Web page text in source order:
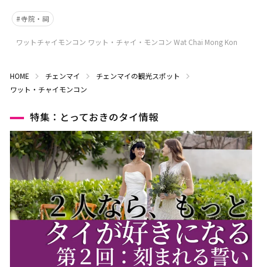
寺院・祠
ワットチャイモンコン ワット・チャイ・モンコン Wat Chai Mong Kon
HOME チェンマイ
チェンマイの観光スポット
ワット・チャイモンコン
特集：とっておきのタイ情報